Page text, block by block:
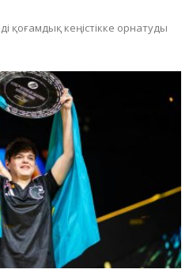
қоғамдық кеңістікке орнатуды